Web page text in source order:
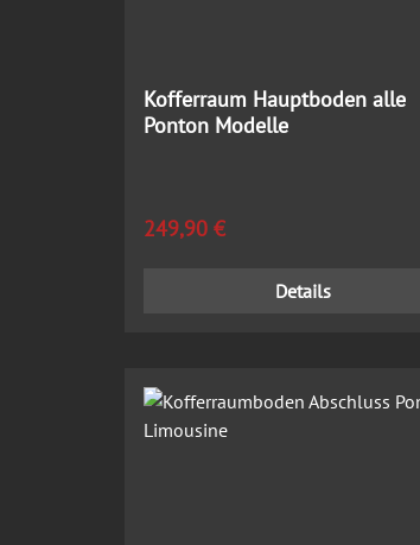
Kofferraum Hauptboden alle
Ponton Modelle
Regulärer Preis:
249,90 €
Details